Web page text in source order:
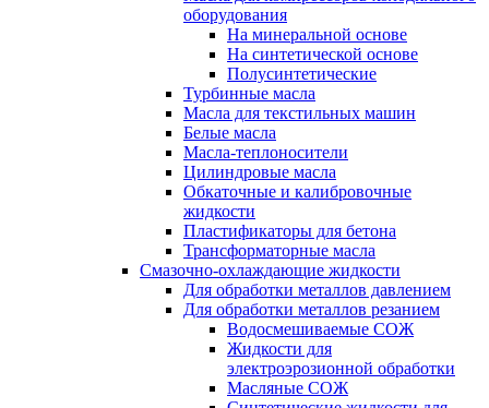
оборудования
На минеральной основе
На синтетической основе
Полусинтетические
Турбинные масла
Масла для текстильных машин
Белые масла
Масла-теплоносители
Цилиндровые масла
Обкаточные и калибровочные
жидкости
Пластификаторы для бетона
Трансформаторные масла
Смазочно-охлаждающие жидкости
Для обработки металлов давлением
Для обработки металлов резанием
Водосмешиваемые СОЖ
Жидкости для
электроэрозионной обработки
Масляные СОЖ